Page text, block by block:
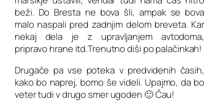
beži. Do Bresta ne bova šli, ampak se bova
malo naspali pred zadnjim delom breveta. Kar
nekaj dela je z upravljanjem avtodoma,
pripravo hrane itd.Trenutno diši po palačinkah!
Drugače pa vse poteka v predvidenih časih,
kako bo naprej, bomo še videli. Upajmo, da bo
veter tudi v drugo smer ugoden 🙂 Čau!